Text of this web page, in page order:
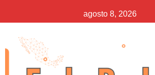
al
contenido
agosto 8, 2026